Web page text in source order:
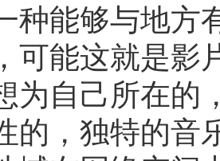
种能够与地方
可能这就是影
为自己所在的
的，独特的音